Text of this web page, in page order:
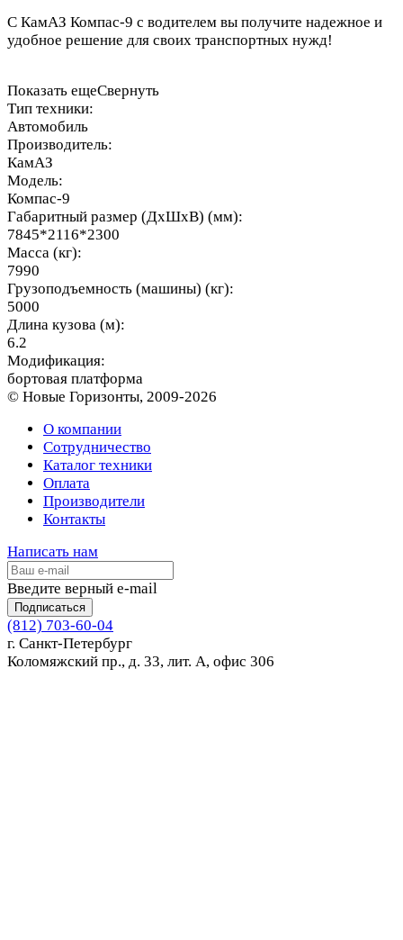
С КамАЗ Компас-9 с водителем вы получите надежное и
удобное решение для своих транспортных нужд!
Показать ещеСвернуть
Тип техники:
Автомобиль
Производитель:
КамАЗ
Модель:
Компас-9
Габаритный размер (ДхШхВ) (мм):
7845*2116*2300
Масса (кг):
7990
Грузоподъемность (машины) (кг):
5000
Длина кузова (м):
6.2
Модификация:
бортовая платформа
© Новые Горизонты, 2009-2026
О компании
Сотрудничество
Каталог техники
Оплата
Производители
Контакты
Написать нам
Введите верный e-mail
Подписаться
(812) 703-60-04
г. Санкт-Петербург
Коломяжский пр., д. 33, лит. А, офис 306